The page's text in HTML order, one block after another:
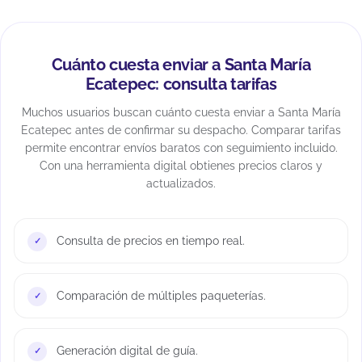
Cuánto cuesta enviar a Santa María
Ecatepec: consulta tarifas
Muchos usuarios buscan cuánto cuesta enviar a Santa María
Ecatepec antes de confirmar su despacho. Comparar tarifas
permite encontrar envíos baratos con seguimiento incluido.
Con una herramienta digital obtienes precios claros y
actualizados.
Consulta de precios en tiempo real.
Comparación de múltiples paqueterías.
Generación digital de guía.